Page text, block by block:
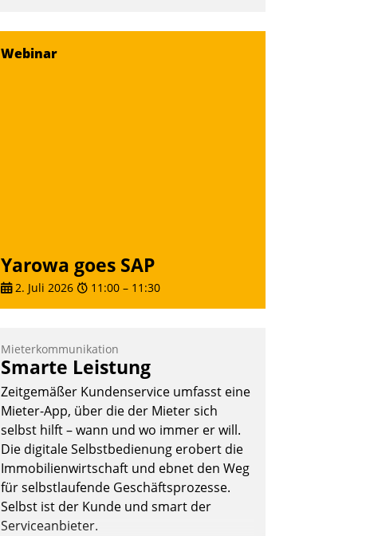
Vernetzungsideen fürs Quartier.
Webinar
Yarowa goes SAP
2. Juli 2026 11:00 – 11:30
Mieterkommunikation
Smarte Leistung
Zeitgemäßer Kundenservice umfasst eine
Mieter-App, über die der Mieter sich
selbst hilft – wann und wo immer er will.
Die digitale Selbstbedienung erobert die
Immobilienwirtschaft und ebnet den Weg
für selbstlaufende Geschäftsprozesse.
Selbst ist der Kunde und smart der
Serviceanbieter.